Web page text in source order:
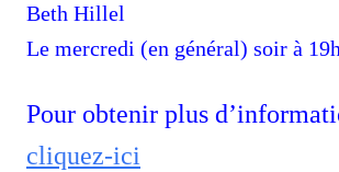
Beth Hillel
Le mercredi (en général) soir à
Pour obtenir plus
cliquez-ici